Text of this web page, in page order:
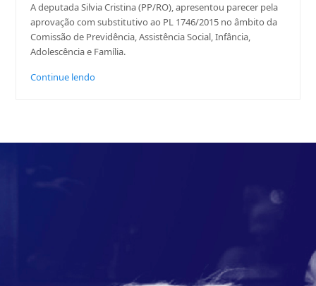
A deputada Silvia Cristina (PP/RO), apresentou parecer pela
aprovação com substitutivo ao PL 1746/2015 no âmbito da
Comissão de Previdência, Assistência Social, Infância,
Adolescência e Família.
Continue lendo